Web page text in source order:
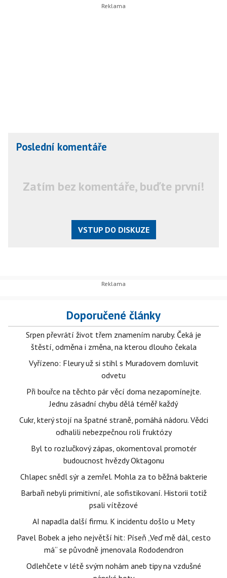
Poslední komentáře
Zatím bez komentáře, buďte první!
VSTUP DO DISKUZE
Doporučené články
Srpen převrátí život třem znamením naruby. Čeká je
štěstí, odměna i změna, na kterou dlouho čekala
Vyřízeno: Fleury už si stihl s Muradovem domluvit
odvetu
Při bouřce na těchto pár věcí doma nezapomínejte.
Jednu zásadní chybu dělá téměř každý
Cukr, který stojí na špatné straně, pomáhá nádoru. Vědci
odhalili nebezpečnou roli fruktózy
Byl to rozlučkový zápas, okomentoval promotér
budoucnost hvězdy Oktagonu
Chlapec snědl sýr a zemřel. Mohla za to běžná bakterie
Barbaři nebyli primitivní, ale sofistikovaní. Historii totiž
psali vítězové
AI napadla další firmu. K incidentu došlo u Mety
Pavel Bobek a jeho největší hit: Píseň „Veď mě dál, cesto
má“ se původně jmenovala Rododendron
Odlehčete v létě svým nohám aneb tipy na vzdušné